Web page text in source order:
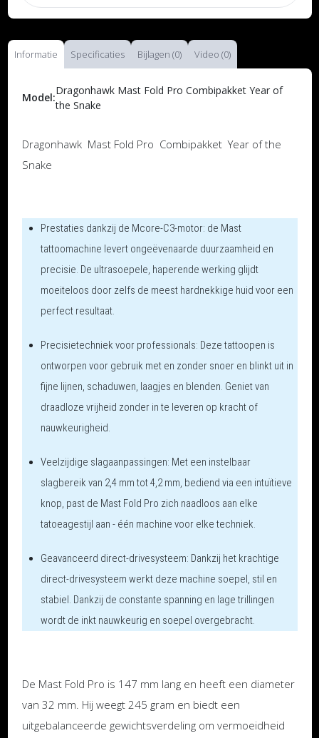
Informatie Specificaties Bijlagen (0) Video (0)
Model:
Dragonhawk Mast Fold Pro Combipakket Year of
the Snake
Dragonhawk Mast Fold Pro Combipakket Year of the
Snake
Prestaties dankzij de Mcore-C3-motor: de Mast
tattoomachine levert ongeëvenaarde duurzaamheid en
precisie. De ultrasoepele, haperende werking glijdt
moeiteloos door zelfs de meest hardnekkige huid voor een
perfect resultaat.
Precisietechniek voor professionals: Deze tattoopen is
ontworpen voor gebruik met en zonder snoer en blinkt uit in
fijne lijnen, schaduwen, laagjes en blenden. Geniet van
draadloze vrijheid zonder in te leveren op kracht of
nauwkeurigheid.
Veelzijdige slagaanpassingen: Met een instelbaar
slagbereik van 2,4 mm tot 4,2 mm, bediend via een intuïtieve
knop, past de Mast Fold Pro zich naadloos aan elke
tatoeagestijl aan - één machine voor elke techniek.
Geavanceerd direct-drivesysteem: Dankzij het krachtige
direct-drivesysteem werkt deze machine soepel, stil en
stabiel. Dankzij de constante spanning en lage trillingen
wordt de inkt nauwkeurig en soepel overgebracht.
De Mast Fold Pro is 147 mm lang en heeft een diameter
van 32 mm. Hij weegt 245 gram en biedt een
uitgebalanceerde gewichtsverdeling om vermoeidheid